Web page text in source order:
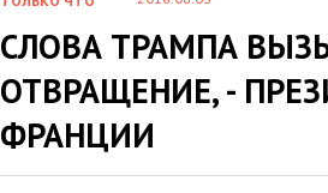
СЛОВА ТРАМПА
ОТВРАЩЕНИЕ, -
ФРАНЦИИ